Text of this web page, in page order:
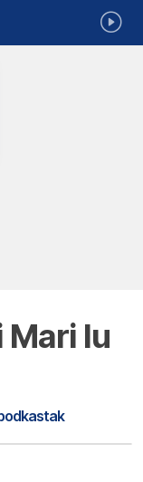
Mari lu
| Zorionagurrak